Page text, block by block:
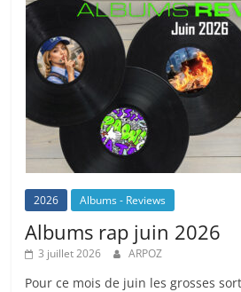
2026 Albums - Reviews
Albums rap juin 2026
3 juillet 2026 ARPOZ
Pour ce mois de juin les grosses